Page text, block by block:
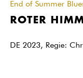
End of Summer
ROTER
DE 2023, Regie: